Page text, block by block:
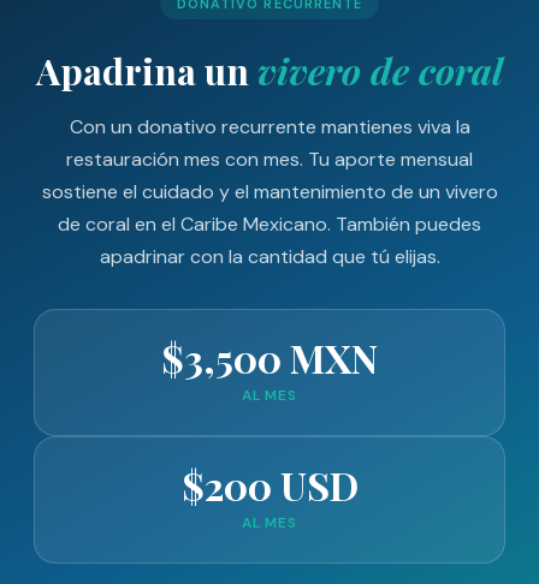
Apadrina un vivero de coral
Con un donativo recurrente mantienes viva la
restauración mes con mes. Tu aporte mensual
sostiene el cuidado y el mantenimiento de un vivero
de coral en el Caribe Mexicano. También puedes
apadrinar con la cantidad que tú elijas.
$3,500 MXN
AL MES
$200 USD
AL MES